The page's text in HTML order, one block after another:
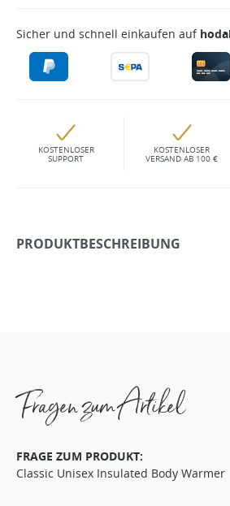
Sicher und schnell einkaufen auf
KOSTENLOSER
SUPPORT
KOSTENLOSER
VERSAND AB 100 €
PRODUKTBESCHREIBUNG
Fragen zum Artikel
FRAGE ZUM PRODUKT:
Classic Unisex Insulated Body Warmer